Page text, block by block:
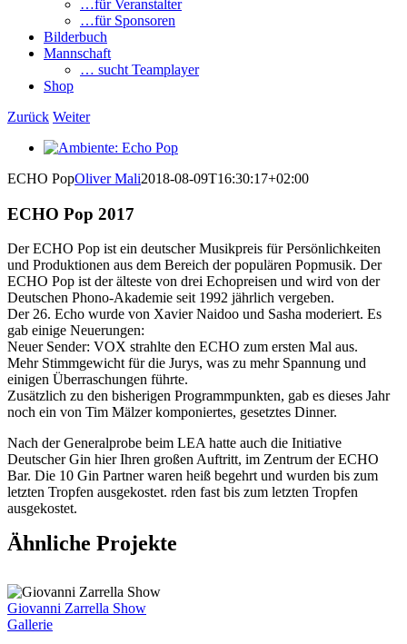
…für Veranstalter
…für Sponsoren
Bilderbuch
Mannschaft
… sucht Teamplayer
Shop
Zurück Weiter
View
Image
ECHO PopOliver Mali2018-08-09T16:30:17+02:00
ECHO Pop 2017
Der ECHO Pop ist ein deutscher Musikpreis für Persönlichkeiten
und Produktionen aus dem Bereich der populären Popmusik. Der
ECHO Pop ist der älteste von drei Echopreisen und wird von der
Deutschen Phono-Akademie seit 1992 jährlich vergeben.
Der 26. Echo wurde von Xavier Naidoo und Sasha moderiert. Es
gab einige Neuerungen:
Neuer Sender: VOX strahlte den ECHO zum ersten Mal aus.
Mehr Stimmgewicht für die Jurys, was zu mehr Spannung und
einigen Überraschungen führte.
Zusätzlich zu den bisherigen Programmpunkten, gab es dieses Jahr
noch ein von Tim Mälzer komponiertes, gesetztes Dinner.
Nach der Generalprobe beim LEA hatte auch die Initiative
Deutscher Gin hier Ihren großen Auftritt, im Zentrum der ECHO
Bar. Die 10 Gin Partner waren heiß begehrt und wurden bis zum
letzten Tropfen ausgekostet. rden fast bis zum letzten Tropfen
ausgekostet.
Ähnliche Projekte
Giovanni Zarrella Show
Gallerie